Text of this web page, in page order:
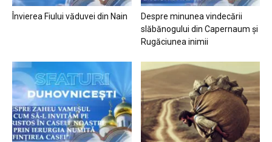
Învierea Fiului văduvei din Nain
Despre minunea vindecării
slăbănogului din Capernaum și
Rugăciunea inimii